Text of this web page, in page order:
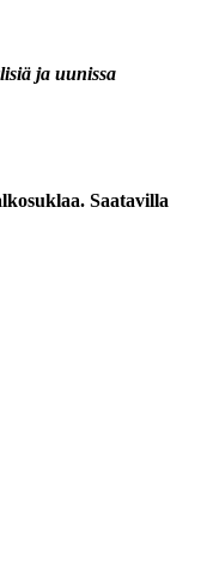
ja uunissa
Saatavilla